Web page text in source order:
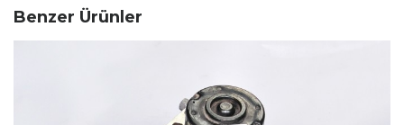
Benzer Ürünler